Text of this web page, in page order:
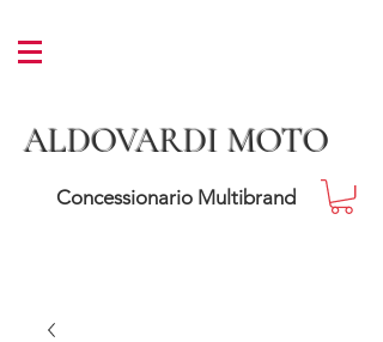
ALDOVARDI MOTO
Concessionario Multibrand